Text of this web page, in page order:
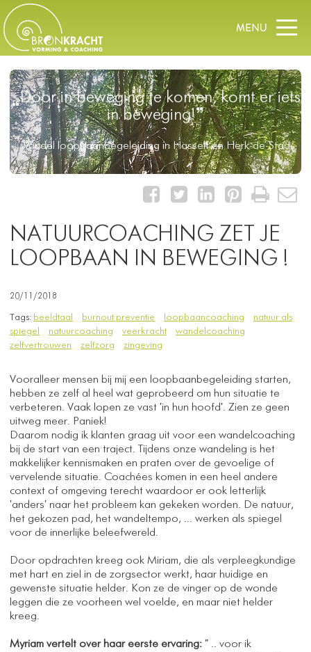
Door in beweging te komen, komt er iets
in beweging!
wandel loopbaanbegeleiding in Hasselt en Herk-de-Stad
NATUURCOACHING ZET JE
LOOPBAAN IN BEWEGING !
20/11/2018
Tags: beeldtaal burnout preventie loopbaancoaching
natuur als
spiegel
natuurcoaching veerkracht
wandelcoaching
zelfvertrouwen
zelfzorg zingeving
Vooralleer mensen bij mij een loopbaanbegeleiding starten,
hebben ze zelf al heel wat geprobeerd om hun situatie te
verbeteren. Vaak lopen ze vast 'in hun hoofd'. Zien ze geen
uitweg meer. Paniek!
Daarom nodig ik klanten graag uit voor een wandelcoaching
bij de start van een traject. Tijdens onze wandeling is het
makkelijker kennismaken en praten over de gevoelige of
vervelende situatie. Coachées komen in een heel andere
context of omgeving terecht waardoor er ook letterlijk
'anders' naar het probleem kan gekeken worden. De natuur,
het gekozen pad, het wandeltempo, ... werken als spiegel
voor de innerlijke beleefwereld.
Door opdrachten kreeg ook Miriam, die als verpleegkundige
met hart en ziel in de zorgsector werkt, haar huidige en
gewenste situatie helder. Kon ze de vinger op de wonde
leggen die ze voorheen wel voelde, en maar niet helder
kreeg.
Myriam vertelt over haar eerste ervaring: " .. voor ik